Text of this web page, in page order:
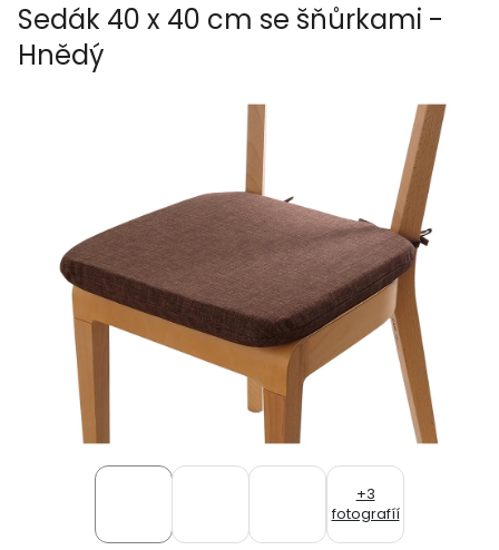
Sedák 40 x 40 cm se šňůrkami -
Hnědý
+3
fotografíí